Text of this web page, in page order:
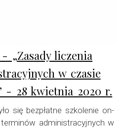
„Zasady liczenia
w czasie
- 28 kwietnia 2020 r.
się bezpłatne szkolenie on-
administracyjnych w